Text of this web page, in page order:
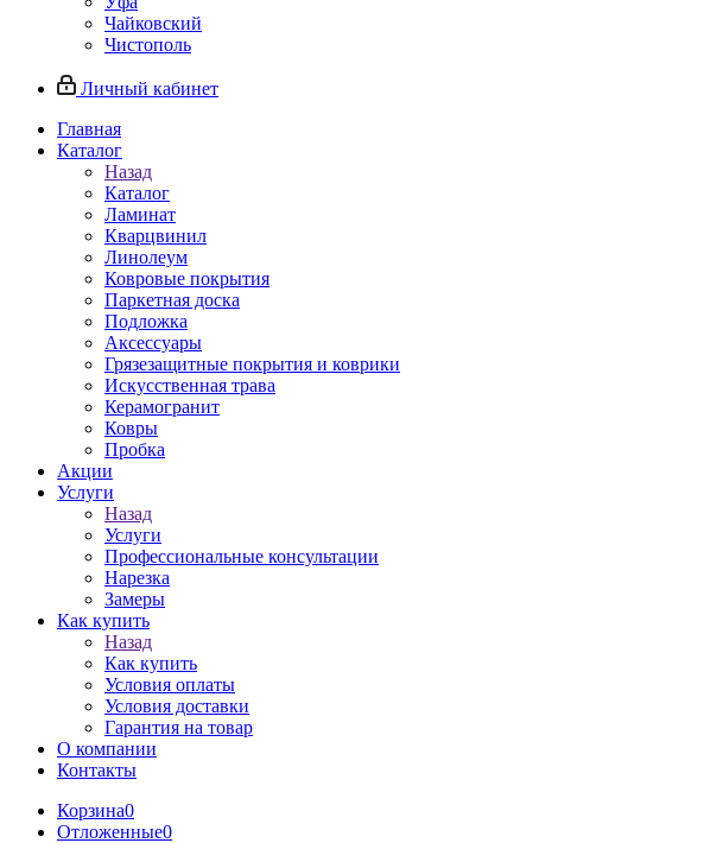
Чайковский
Чистополь
Личный кабинет
Главная
Каталог
Назад
Каталог
Ламинат
Кварцвинил
Линолеум
Ковровые покрытия
Паркетная доска
Подложка
Аксессуары
Грязезащитные покрытия и коврики
Искусственная трава
Керамогранит
Ковры
Пробка
Акции
Услуги
Назад
Услуги
Профессиональные консультации
Нарезка
Замеры
Как купить
Назад
Как купить
Условия оплаты
Условия доставки
Гарантия на товар
О компании
Контакты
Корзина0
Отложенные0